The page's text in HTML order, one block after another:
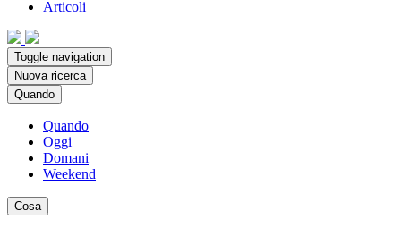
Articoli
Toggle navigation
Nuova ricerca
Quando
Quando
Oggi
Domani
Weekend
Cosa